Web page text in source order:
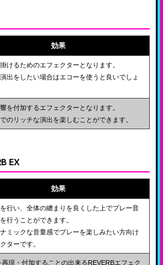
効果
けるためのエフェクターとなります。
出をしたい場合はエコーを使うと良いでしょ
を付加するエフェクターとなります。
のリッチな演出を楽しむことができます。
EX
効果
行い、全体の纏まりを良くした上でプレー音
行うことができます。
ミックな音量感でプレーを楽しみたい方向け
ターです。
現・付加することの出来るREVERBエフェク